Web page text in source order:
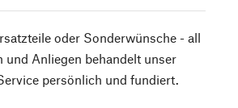
oder Sonderwünsche - all
und Anliegen behandelt unser
persönlich und fundiert.